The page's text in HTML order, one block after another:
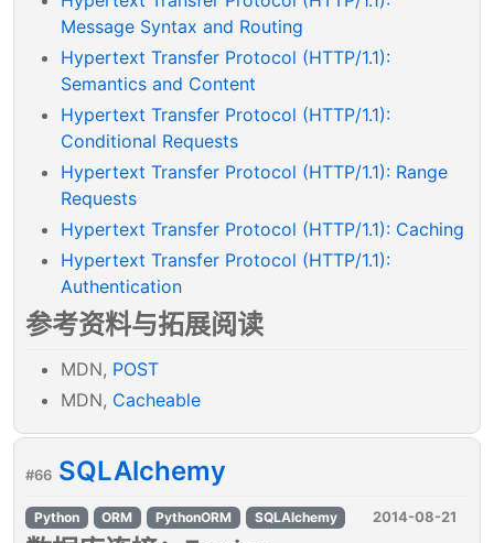
Message Syntax and Routing
Hypertext Transfer Protocol (HTTP/1.1):
Semantics and Content
Hypertext Transfer Protocol (HTTP/1.1):
Conditional Requests
Hypertext Transfer Protocol (HTTP/1.1): Range
Requests
Hypertext Transfer Protocol (HTTP/1.1): Caching
Hypertext Transfer Protocol (HTTP/1.1):
Authentication
参考资料与拓展阅读
MDN, POST
MDN, Cacheable
#66 SQLAlchemy
Python ORM PythonORM SQLAlchemy 2014-08-21